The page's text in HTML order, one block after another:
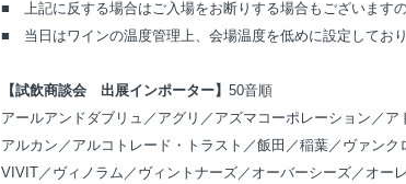
■ 上記に反する場合はご入場をお断りする場合もございますの
■ 当日はワインの温度管理上、会場温度を低めに設定しており
【試飲商談会 出展インポーター】 50音順
アールアンドダブリュ／ アグリ／ アズマコーポレーション／ ア
アルカン／ アルコトレード・トラスト／飯田／稲葉／ ヴァンク
VIVIT／ ヴィノラム／ ヴィントナーズ／ オーバーシーズ／ オー